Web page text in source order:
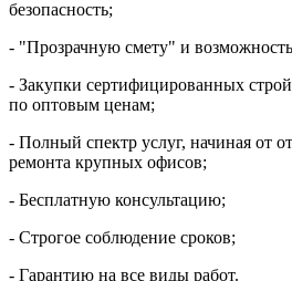
безопасность;
- "Прозрачную смету" и
- Закупки сертифицированных
по оптовым ценам;
- Полный спектр услуг, начиная от
ремонта крупных офисов;
- Бесплатную консультацию;
- Строгое соблюдение сроков;
- Гарантию на все виды работ.